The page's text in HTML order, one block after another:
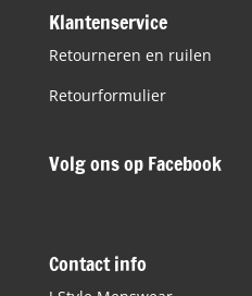
Klantenservice
Retourneren en ruilen
Retourformulier
Volg ons op Facebook
Contact info